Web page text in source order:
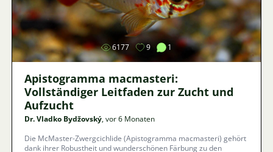
Bild
6177 9 1
Apistogramma macmasteri:
Vollständiger Leitfaden zur Zucht und
Aufzucht
Dr. Vladko Bydžovský, vor 6 Monaten
Die McMaster-Zwergcichlide (Apistogramma macmasteri) gehört
dank ihrer Robustheit und wunderschönen Färbung zu den